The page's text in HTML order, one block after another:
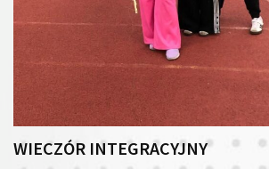
WIECZÓR INTEGRACYJNY